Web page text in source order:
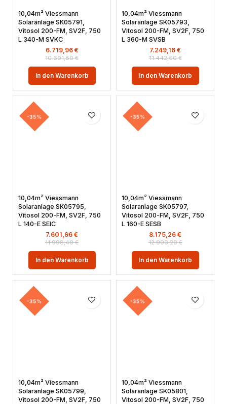
10,04m² Viessmann
Solaranlage SK05791,
Vitosol 200-FM, SV2F, 750
L 340-M SVKC
10.601,80€
6.719,96 €
In den Warenkorb
10,04m² Viessmann
Solaranlage SK05793,
Vitosol 200-FM, SV2F, 750
L 360-M SVSB
11.442,60€
7.249,16 €
In den Warenkorb
-35%
10,04m² Viessmann
Solaranlage SK05795,
Vitosol 200-FM, SV2F, 750
L 140-E SEIC
11.998,40€
7.601,96 €
In den Warenkorb
-35%
10,04m² Viessmann
Solaranlage SK05797,
Vitosol 200-FM, SV2F, 750
L 160-E SESB
12.900,20€
8.175,26 €
In den Warenkorb
-35%
10,04m² Viessmann
Solaranlage SK05799,
Vitosol 200-FM, SV2F, 750
-35%
10,04m² Viessmann
Solaranlage SK05801,
Vitosol 200-FM, SV2F, 750